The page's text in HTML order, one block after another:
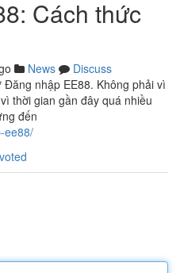
Cách thức
News
Discuss
nhập EE88. Không phải vì
thời gian gần đây quá nhiều
đến
ee88/